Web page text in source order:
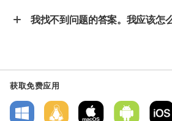
我找不到问题的答案。我应该怎
获取免费应用